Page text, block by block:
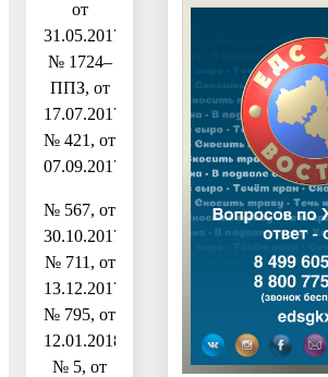
от
31.05.2017
№ 1724–
ППЗ, от
17.07.2017
№ 421, от
07.09.2017
№ 567, от
30.10.2017
№ 711, от
13.12.2017
№ 795, от
12.01.2018
№ 5, от